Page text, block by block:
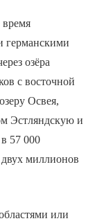
германскими
озёра
с восточной
Освея,
Эстляндскую и
57 000
миллионов
или